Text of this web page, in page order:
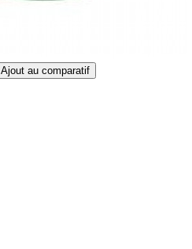
Ajout au comparatif